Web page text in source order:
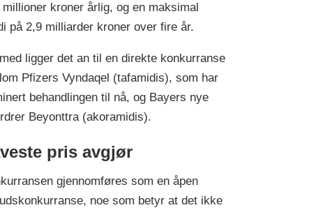
millioner kroner årlig, og en maksimal
på 2,9 milliarder kroner over fire år.
ligger det an til en direkte konkurranse
Pfizers Vyndaqel (tafamidis), som har
behandlingen til nå, og Bayers nye
Beyonttra (akoramidis).
pris avgjør
gjennomføres som en åpen
noe som betyr at det ikke